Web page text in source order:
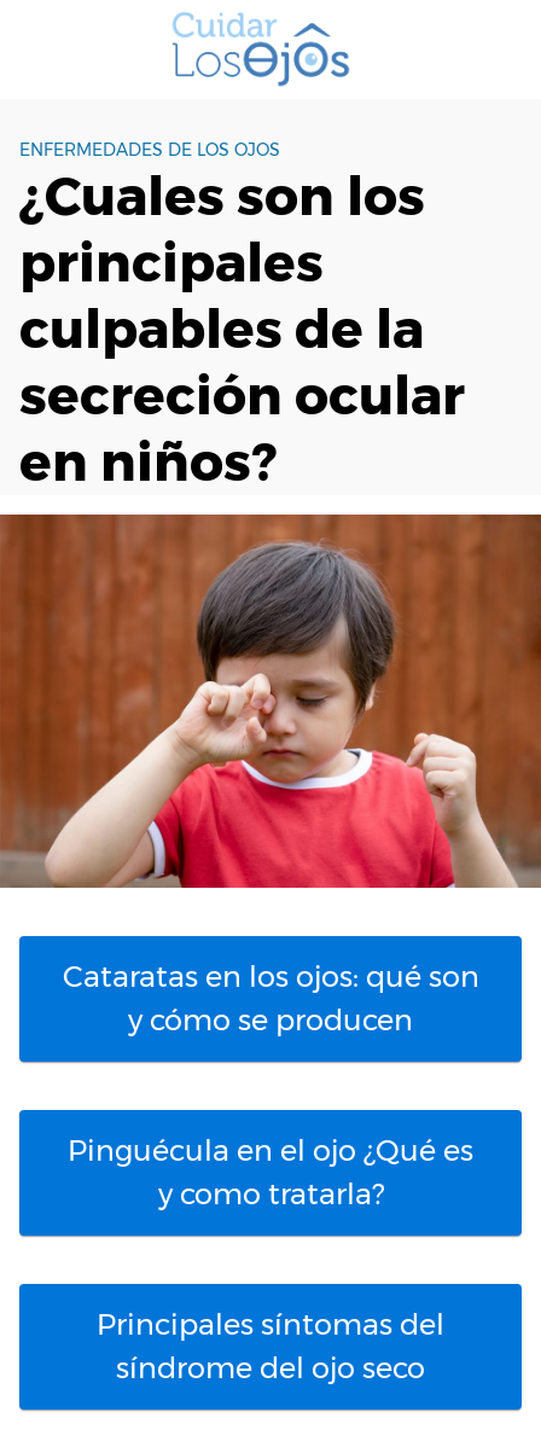
ENFERMEDADES DE LOS OJOS
¿Cuales son los
principales
culpables de la
secreción ocular
en niños?
Cataratas en los ojos: qué son
y cómo se producen
Pinguécula en el ojo ¿Qué es
y como tratarla?
Principales síntomas del
síndrome del ojo seco